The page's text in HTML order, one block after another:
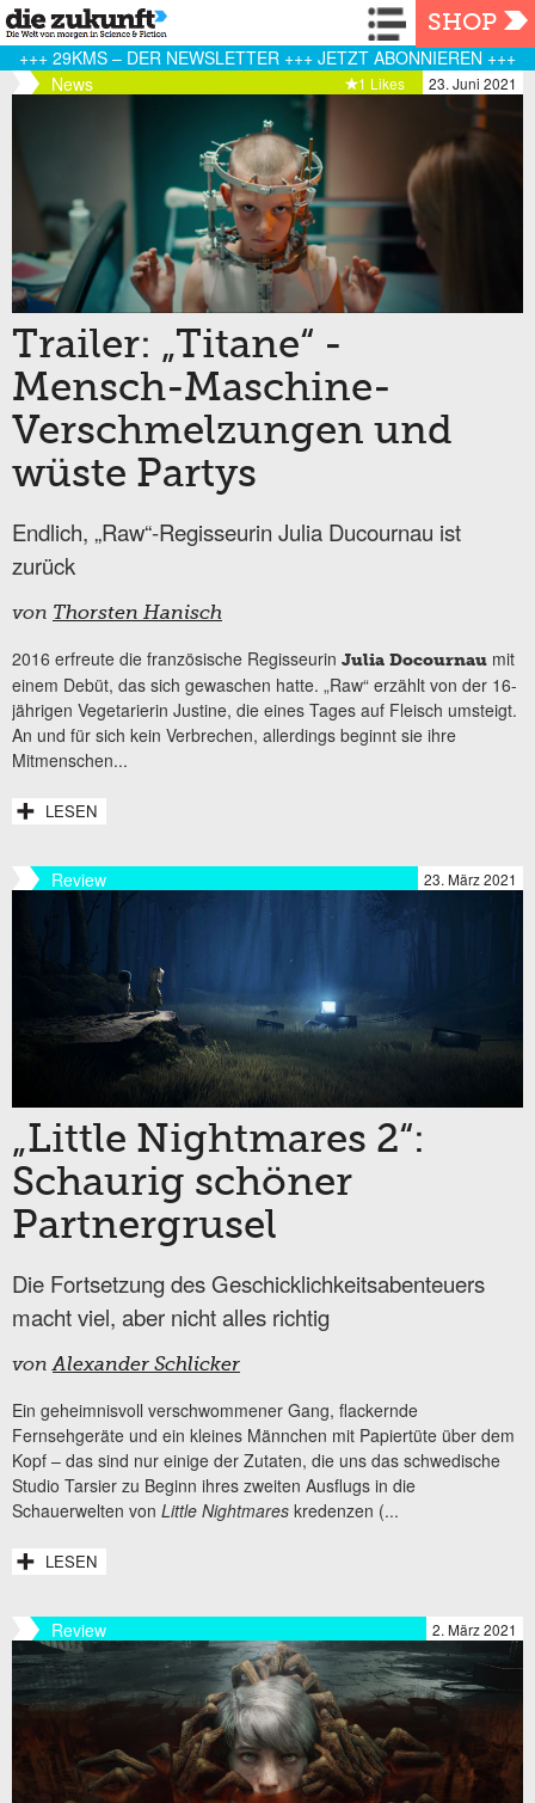
Navigation
SHOP
+++ 29KMS – DER NEWSLETTER +++ JETZT ABONNIEREN +++
News
23. Juni 2021
1 Likes
Trailer: „Titane“ -
Mensch-Maschine-
Verschmelzungen und
wüste Partys
Endlich, „Raw“-Regisseurin Julia Ducournau ist
zurück
von Thorsten Hanisch
2016 erfreute die französische Regisseurin Julia Docournau mit
einem Debüt, das sich gewaschen hatte. „Raw“ erzählt von der 16-
jährigen Vegetarierin Justine, die eines Tages auf Fleisch umsteigt.
An und für sich kein Verbrechen, allerdings beginnt sie ihre
Mitmenschen...
LESEN
Review 23. März 2021
„Little Nightmares 2“:
Schaurig schöner
Partnergrusel
Die Fortsetzung des Geschicklichkeitsabenteuers
macht viel, aber nicht alles richtig
vonAlexander Schlicker
Ein geheimnisvoll verschwommener Gang, flackernde
Fernsehgeräte und ein kleines Männchen mit Papiertüte über dem
Kopf – das sind nur einige der Zutaten, die uns das schwedische
Studio Tarsier zu Beginn ihres zweiten Ausflugs in die
Schauerwelten von Little Nightmares kredenzen (...
LESEN
Review 2. März 2021